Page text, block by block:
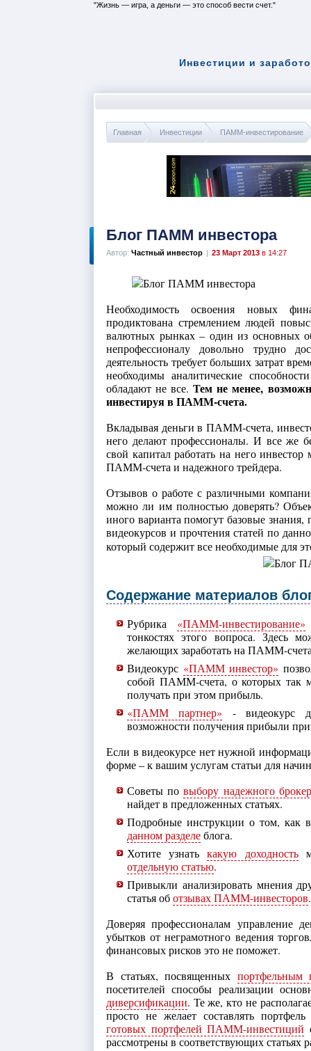
Инвестиции и
Жизнь — игра, а деньги — это способ вести счет.
Главная Инвестиции ПАММ-инвестирование
Блог ПАММ инвестора
Автор: Частный инвестор | 23 Март 2013 в 14:27
Необходимость освоения новых
продиктована стремлением людей
валютных рынках – один из основных
непрофессионалу довольно трудно
деятельность требует больших затрат
необходимы аналитические
обладают не все.Тем не менее,
инвестируя в ПАММ-счета.
Вкладывая деньги в ПАММ-счета,
него делают профессионалы. И все же
свой капитал работать на него
ПАММ-счета и надежного трейдера.
Отзывов о работе с различными
можно ли им полностью доверять?
иного варианта помогут базовые
видеокурсов и прочтения статей по
который содержит все необходимые для
Содержание материалов
Рубрика «ПАММ-инвестирование»
тонкостях этого вопроса. Здесь
желающих заработать на ПАММ-
Видеокурс «ПАММ инвестор»
собой ПАММ-счета, о которых так
получать при этом прибыль.
«ПАММ партнер» - видеокурс
возможности получения прибыли
Если в видеокурсе нет нужной
форме – к вашим услугам статьи для
Советы повыбору надежного
найдет в предложенных статьях.
Подробные инструкции о том,
данном разделеблога.
Хотите узнатькакую доходность
отдельную статью.
Привыкли анализировать мнения
статья оботзывах ПАММ-инвесторов.
Доверяя профессионалам управление
убытков от неграмотного ведения
финансовых рисков это не поможет.
В статьях, посвященных портфельным
посетителей способы реализации
диверсификации. Те же, кто не
просто не желает составлять
готовых портфелей ПАММ-инвестиций
рассмотрены в соответствующих статьях